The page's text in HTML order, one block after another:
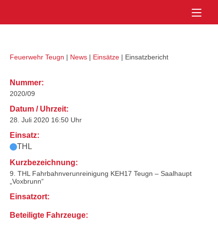
Feuerwehr Teugn | News | Einsätze | Einsatzbericht
Nummer:
2020/09
Datum / Uhrzeit:
28. Juli 2020 16:50 Uhr
Einsatz:
THL
Kurzbezeichnung:
9. THL Fahrbahnverunreinigung KEH17 Teugn – Saalhaupt
„Voxbrunn“
Einsatzort:
Beteiligte Fahrzeuge: